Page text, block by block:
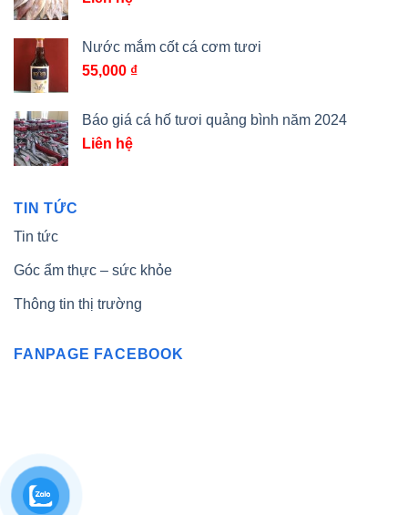
Nước mắm cốt cá cơm tươi
55,000 ₫
Báo giá cá hố tươi quảng bình năm 2024
Liên hệ
TIN TỨC
Tin tức
Góc ẩm thực – sức khỏe
Thông tin thị trường
FANPAGE FACEBOOK